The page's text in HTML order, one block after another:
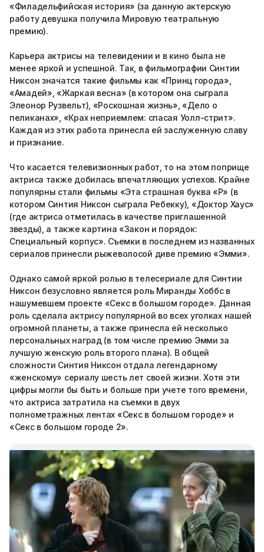
«Филадельфийская история» (за данную актерскую
работу девушка получила Мировую театральную
премию).
Карьера актрисы на телевидении и в кино была не
менее яркой и успешной. Так, в фильмографии Синтии
Никсон значатся такие фильмы как «Принц города»,
«Амадей», «Жаркая весна» (в котором она сыграла
Элеонор Рузвельт), «Роскошная жизнь», «Дело о
пеликанах», «Крах неприемлем: спасая Уолл-стрит».
Каждая из этих работа принесла ей заслуженную славу
и признание.
Что касается телевизионных работ, то на этом поприще
актриса также добилась впечатляющих успехов. Крайне
популярны стали фильмы «Эта страшная буква «Р» (в
котором Синтия Никсон сыграла Ребекку), «Доктор Хаус»
(где актриса отметилась в качестве приглашенной
звезды), а также картина «Закон и порядок:
Специальный корпус». Съемки в последнем из названных
сериалов принесли рыжеволосой диве премию «Эмми».
Однако самой яркой ролью в телесериале для Синтии
Никсон безусловно является роль Миранды Хоббс в
нашумевшем проекте «Секс в большом городе». Данная
роль сделала актрису популярной во всех уголках нашей
огромной планеты, а также принесла ей несколько
персональных наград (в том числе премию Эмми за
лучшую женскую роль второго плана). В общей
сложности Синтия Никсон отдала легендарному
«женскому» сериалу шесть лет своей жизни. Хотя эти
цифры могли бы быть и больше при учете того времени,
что актриса затратила на съемки в двух
полнометражных лентах «Секс в большом городе» и
«Секс в большом городе 2».